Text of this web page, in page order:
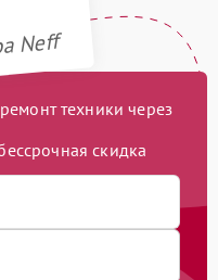
Neff
техники через
скидка